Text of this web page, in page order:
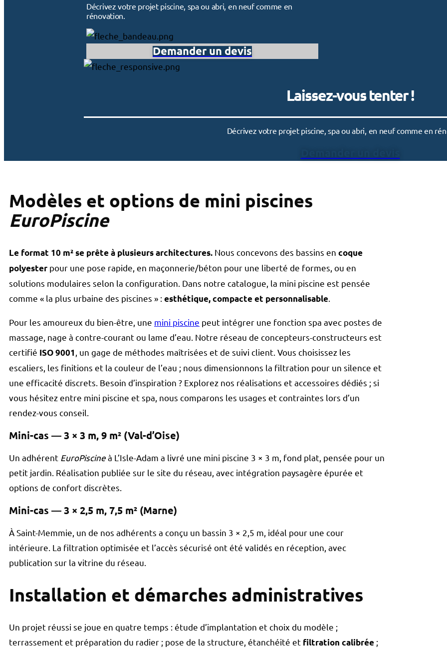
Décrivez votre projet piscine, spa ou abri, en neuf comme en
rénovation.
Demander un devis
Laissez-vous tenter !
Décrivez votre projet piscine, spa ou abri, en neuf comme en
Modèles et options de mini piscines
EuroPiscine
Le format 10 m² se prête à plusieurs architectures. Nous concevons des bassins en coque
polyester pour une pose rapide, en maçonnerie/béton pour une liberté de formes, ou en
solutions modulaires selon la configuration. Dans notre catalogue, la mini piscine est pensée
comme « la plus urbaine des piscines » : esthétique, compacte et personnalisable
Pour les amoureux du bien-être, une mini piscine peut intégrer une fonction spa avec postes de
massage, nage à contre-courant ou lame d’eau. Notre réseau de concepteurs-constructeurs est
certifié ISO 9001 , un gage de méthodes maîtrisées et de suivi client. Vous choisissez les
escaliers, les finitions et la couleur de l’eau ; nous dimensionnons la filtration pour un silence et
une efficacité discrets. Besoin d’inspiration ? Explorez nos réalisations et accessoires dédiés ; si
vous hésitez entre mini piscine et spa, nous comparons les usages et contraintes lors d’un
rendez-vous conseil.
Mini-cas — 3 × 3 m, 9 m² (Val-d’Oise)
Un adhérent EuroPiscineà L’Isle-Adam a livré une mini piscine 3 × 3 m, fond plat, pensée pour un
petit jardin. Réalisation publiée sur le site du réseau, avec intégration paysagère épurée et
options de confort discrètes.
Mini-cas — 3 × 2,5 m, 7,5 m² (Marne)
À Saint-Memmie, un de nos adhérents a conçu un bassin 3 × 2,5 m, idéal pour une cour
intérieure. La filtration optimisée et l’accès sécurisé ont été validés en réception, avec
publication sur la vitrine du réseau.
Installation et démarches administratives
Un projet réussi se joue en quatre temps : étude d’implantation et choix du modèle ;
terrassement et préparation du radier ; pose de la structure, étanchéité et filtration calibrée ;